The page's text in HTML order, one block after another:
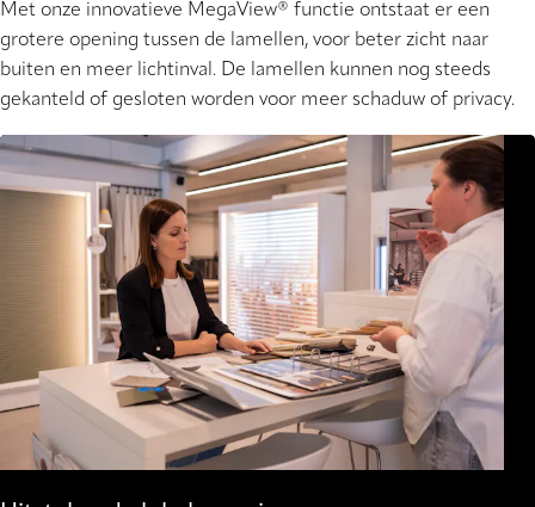
Met onze innovatieve MegaView® functie ontstaat er een
grotere opening tussen de lamellen, voor beter zicht naar
buiten en meer lichtinval. De lamellen kunnen nog steeds
gekanteld of gesloten worden voor meer schaduw of privacy.